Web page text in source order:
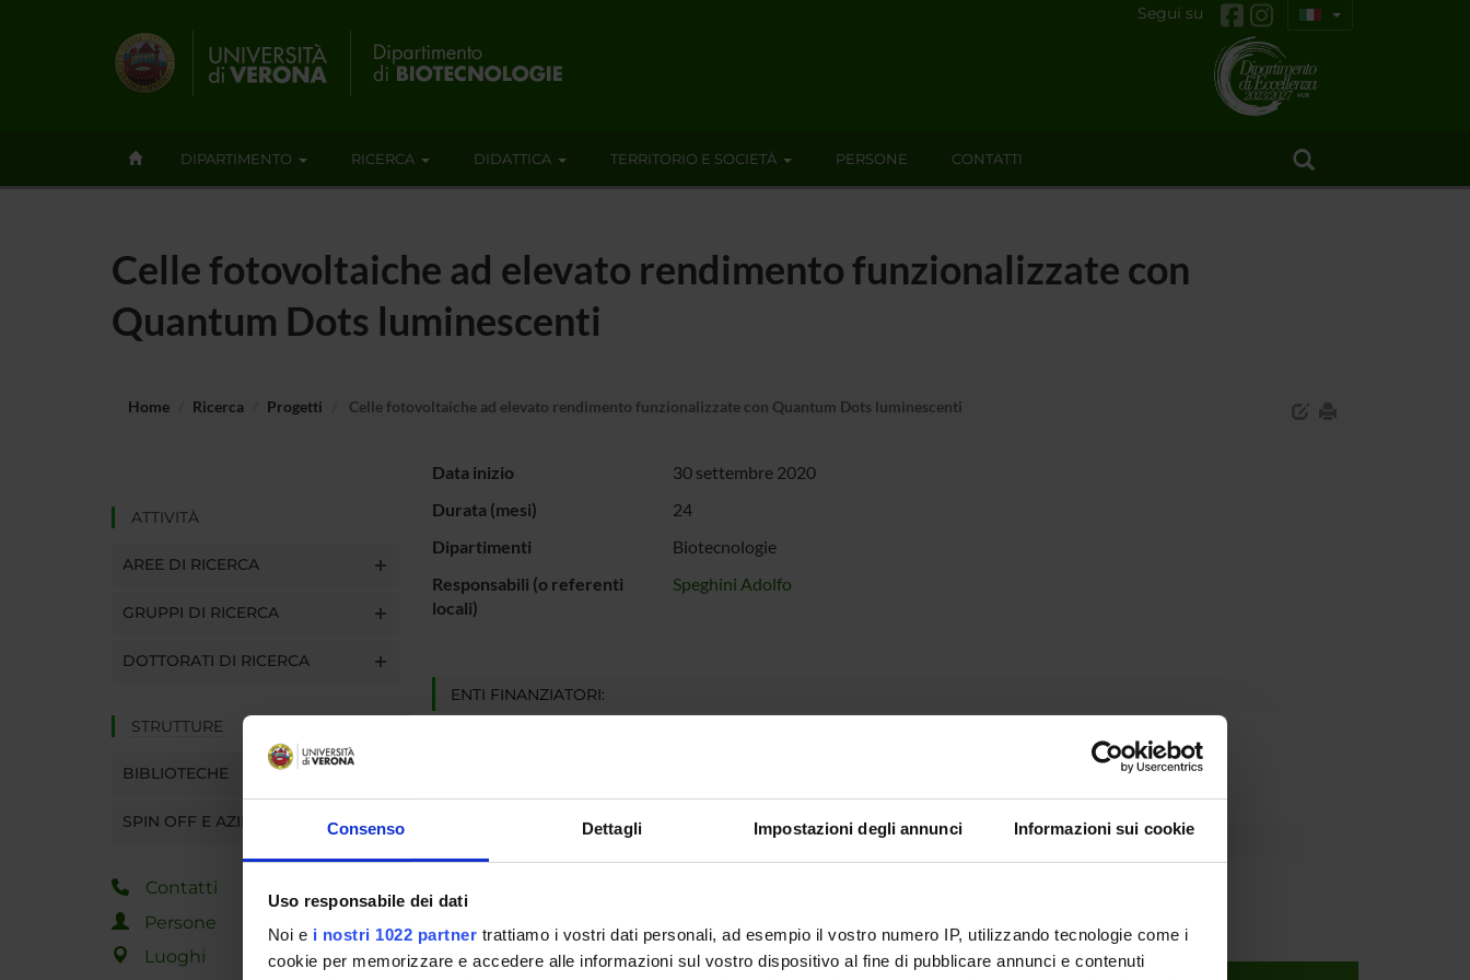
Consenso Dettagli Impostazioni degli annunci Informazioni sui cookie
Uso responsabile dei dati
Noi e i nostri 1022 partner trattiamo i vostri dati personali, ad esempio il vostro numero IP, utilizzando tecnologie come i
cookie per memorizzare e accedere alle informazioni sul vostro dispositivo al fine di pubblicare annunci e contenuti
Segui su
DIPARTIMENTO RICERCA DIDATTICA TERRITORIO E SOCIETÀ PERSONE CONTATTI
Celle fotovoltaiche ad elevato rendimento funzionalizzate con
Quantum Dots luminescenti
Home Ricerca Progetti Celle fotovoltaiche ad elevato rendimento funzionalizzate con Quantum Dots luminescenti
ATTIVITÀ
AREE DI RICERCA
GRUPPI DI RICERCA
DOTTORATI DI RICERCA
STRUTTURE
BIBLIOTECHE
SPIN OFF E AZIENDE
Contatti
Persone
Luoghi
Data inizio
30 settembre 2020
Durata (mesi)
24
Dipartimenti
Biotecnologie
Responsabili (o referenti
locali)
Speghini Adolfo
ENTI FINANZIATORI:
PARTECIPANTI AL PROGETTO